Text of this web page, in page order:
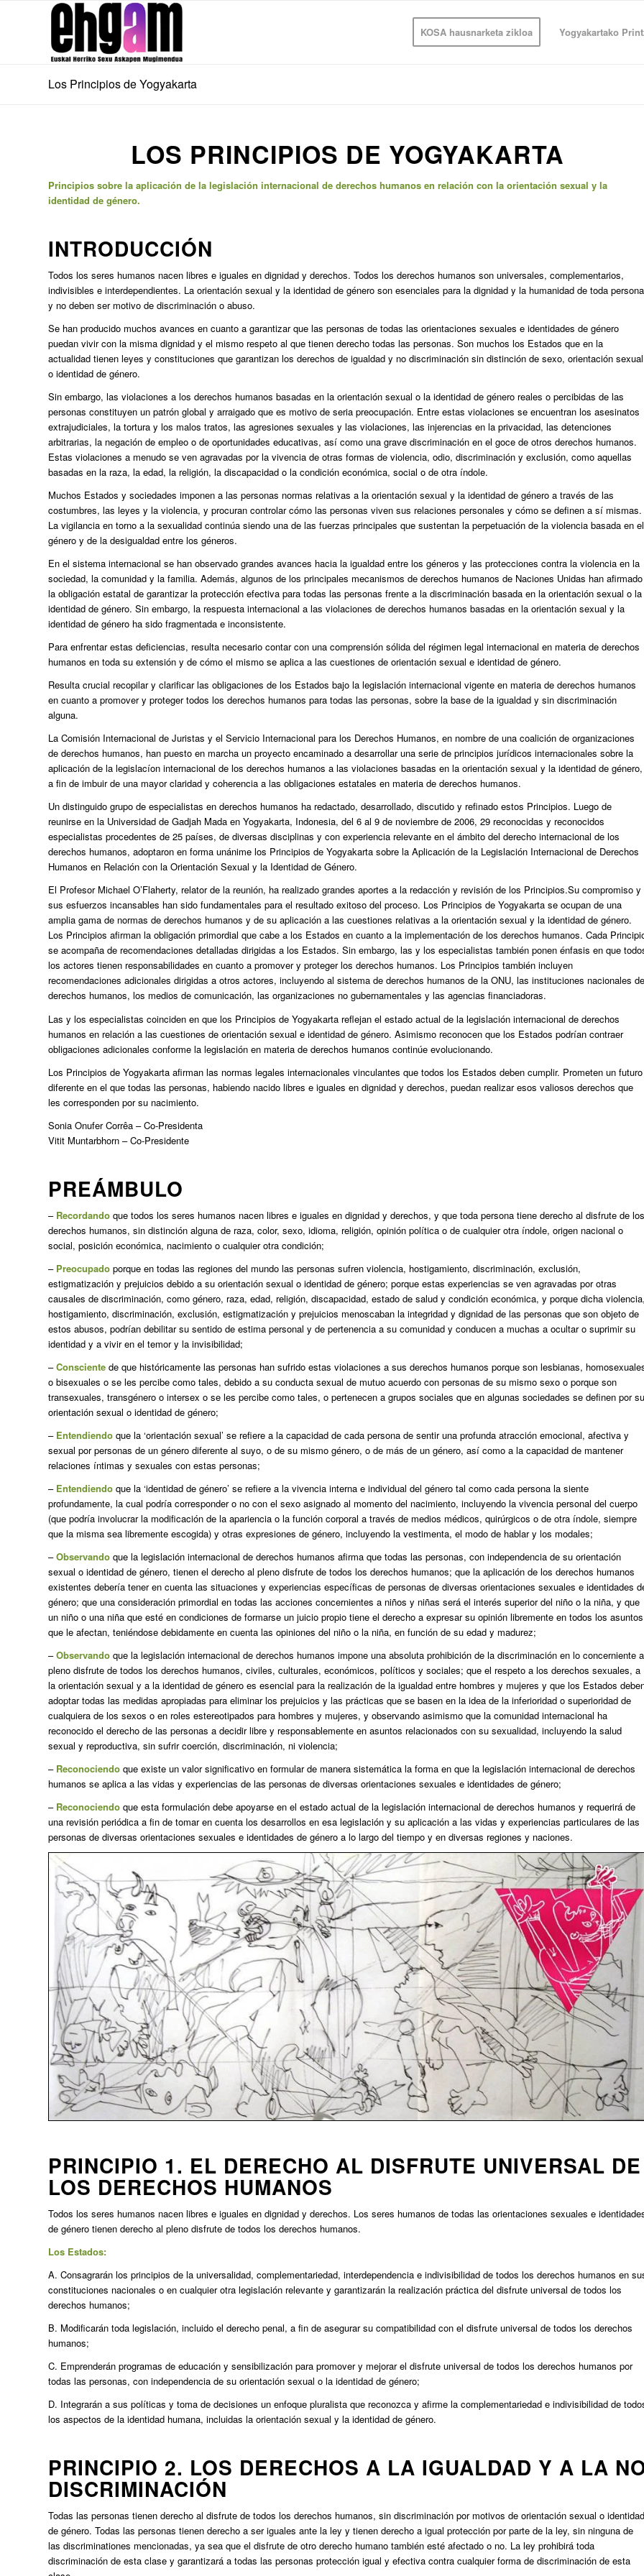
KOSA hausnarketa zikloa Yogyakartako
Los Principios de Yogyakarta
LOS PRINCIPIOS DE YOGYAKARTA
Principios sobre la aplicación de la legislación internacional de derechos humanos en relación con la orientación sexual y la
identidad de género.
INTRODUCCIÓN
Todos los seres humanos nacen libres e iguales en dignidad y derechos. Todos los derechos humanos son universales, complementarios,
indivisibles e interdependientes. La orientación sexual y la identidad de género son esenciales para la dignidad y la humanidad de toda persona
y no deben ser motivo de discriminación o abuso.
Se han producido muchos avances en cuanto a garantizar que las personas de todas las orientaciones sexuales e identidades de género
puedan vivir con la misma dignidad y el mismo respeto al que tienen derecho todas las personas. Son muchos los Estados que en la
actualidad tienen leyes y constituciones que garantizan los derechos de igualdad y no discriminación sin distinción de sexo, orientación sexual
o identidad de género.
Sin embargo, las violaciones a los derechos humanos basadas en la orientación sexual o la identidad de género reales o percibidas de las
personas constituyen un patrón global y arraigado que es motivo de seria preocupación. Entre estas violaciones se encuentran los asesinatos
extrajudiciales, la tortura y los malos tratos, las agresiones sexuales y las violaciones, las injerencias en la privacidad, las detenciones
arbitrarias, la negación de empleo o de oportunidades educativas, así como una grave discriminación en el goce de otros derechos humanos.
Estas violaciones a menudo se ven agravadas por la vivencia de otras formas de violencia, odio, discriminación y exclusión, como aquellas
basadas en la raza, la edad, la religión, la discapacidad o la condición económica, social o de otra índole.
Muchos Estados y sociedades imponen a las personas normas relativas a la orientación sexual y la identidad de género a través de las
costumbres, las leyes y la violencia, y procuran controlar cómo las personas viven sus relaciones personales y cómo se definen a sí mismas.
La vigilancia en torno a la sexualidad continúa siendo una de las fuerzas principales que sustentan la perpetuación de la violencia basada en el
género y de la desigualdad entre los géneros.
En el sistema internacional se han observado grandes avances hacia la igualdad entre los géneros y las protecciones contra la violencia en la
sociedad, la comunidad y la familia. Además, algunos de los principales mecanismos de derechos humanos de Naciones Unidas han afirmado
la obligación estatal de garantizar la protección efectiva para todas las personas frente a la discriminación basada en la orientación sexual o la
identidad de género. Sin embargo, la respuesta internacional a las violaciones de derechos humanos basadas en la orientación sexual y la
identidad de género ha sido fragmentada e inconsistente.
Para enfrentar estas deficiencias, resulta necesario contar con una comprensión sólida del régimen legal internacional en materia de derechos
humanos en toda su extensión y de cómo el mismo se aplica a las cuestiones de orientación sexual e identidad de género.
Resulta crucial recopilar y clarificar las obligaciones de los Estados bajo la legislación internacional vigente en materia de derechos humanos
en cuanto a promover y proteger todos los derechos humanos para todas las personas, sobre la base de la igualdad y sin discriminación
alguna.
La Comisión Internacional de Juristas y el Servicio Internacional para los Derechos Humanos, en nombre de una coalición de organizaciones
de derechos humanos, han puesto en marcha un proyecto encaminado a desarrollar una serie de principios jurídicos internacionales sobre la
aplicación de la legislacíon internacional de los derechos humanos a las violaciones basadas en la orientación sexual y la identidad de género,
a fin de imbuir de una mayor claridad y coherencia a las obligaciones estatales en materia de derechos humanos.
Un distinguido grupo de especialistas en derechos humanos ha redactado, desarrollado, discutido y refinado estos Principios. Luego de
reunirse en la Universidad de Gadjah Mada en Yogyakarta, Indonesia, del 6 al 9 de noviembre de 2006, 29 reconocidas y reconocidos
especialistas procedentes de 25 países, de diversas disciplinas y con experiencia relevante en el ámbito del derecho internacional de los
derechos humanos, adoptaron en forma unánime los Principios de Yogyakarta sobre la Aplicación de la Legislación Internacional de Derechos
Humanos en Relación con la Orientación Sexual y la Identidad de Género.
El Profesor Michael O’Flaherty, relator de la reunión, ha realizado grandes aportes a la redacción y revisión de los Principios.Su compromiso y
sus esfuerzos incansables han sido fundamentales para el resultado exitoso del proceso. Los Principios de Yogyakarta se ocupan de una
amplia gama de normas de derechos humanos y de su aplicación a las cuestiones relativas a la orientación sexual y la identidad de género.
Los Principios afirman la obligación primordial que cabe a los Estados en cuanto a la implementación de los derechos humanos. Cada
se acompaña de recomendaciones detalladas dirigidas a los Estados. Sin embargo, las y los especialistas también ponen énfasis en que
los actores tienen responsabilidades en cuanto a promover y proteger los derechos humanos. Los Principios también incluyen
recomendaciones adicionales dirigidas a otros actores, incluyendo al sistema de derechos humanos de la ONU, las instituciones nacionales de
derechos humanos, los medios de comunicación, las organizaciones no gubernamentales y las agencias financiadoras.
Las y los especialistas coinciden en que los Principios de Yogyakarta reflejan el estado actual de la legislación internacional de derechos
humanos en relación a las cuestiones de orientación sexual e identidad de género. Asimismo reconocen que los Estados podrían contraer
obligaciones adicionales conforme la legislación en materia de derechos humanos continúe evolucionando.
Los Principios de Yogyakarta afirman las normas legales internacionales vinculantes que todos los Estados deben cumplir. Prometen un futuro
diferente en el que todas las personas, habiendo nacido libres e iguales en dignidad y derechos, puedan realizar esos valiosos derechos que
les corresponden por su nacimiento.
Sonia Onufer Corrêa – Co-Presidenta
Vitit Muntarbhorn – Co-Presidente
PREÁMBULO
– Recordando que todos los seres humanos nacen libres e iguales en dignidad y derechos, y que toda persona tiene derecho al disfrute de los
derechos humanos, sin distinción alguna de raza, color, sexo, idioma, religión, opinión política o de cualquier otra índole, origen nacional o
social, posición económica, nacimiento o cualquier otra condición;
– Preocupado porque en todas las regiones del mundo las personas sufren violencia, hostigamiento, discriminación, exclusión,
estigmatización y prejuicios debido a su orientación sexual o identidad de género; porque estas experiencias se ven agravadas por otras
causales de discriminación, como género, raza, edad, religión, discapacidad, estado de salud y condición económica, y porque dicha
hostigamiento, discriminación, exclusión, estigmatización y prejuicios menoscaban la integridad y dignidad de las personas que son objeto de
estos abusos, podrían debilitar su sentido de estima personal y de pertenencia a su comunidad y conducen a muchas a ocultar o suprimir su
identidad y a vivir en el temor y la invisibilidad;
–Consciente de que históricamente las personas han sufrido estas violaciones a sus derechos humanos porque son lesbianas,
o bisexuales o se les percibe como tales, debido a su conducta sexual de mutuo acuerdo con personas de su mismo sexo o porque son
transexuales, transgénero o intersex o se les percibe como tales, o pertenecen a grupos sociales que en algunas sociedades se definen por su
orientación sexual o identidad de género;
– Entendiendo que la ‘orientación sexual’ se refiere a la capacidad de cada persona de sentir una profunda atracción emocional, afectiva y
sexual por personas de un género diferente al suyo, o de su mismo género, o de más de un género, así como a la capacidad de mantener
relaciones íntimas y sexuales con estas personas;
– Entendiendo que la ‘identidad de género’ se refiere a la vivencia interna e individual del género tal como cada persona la siente
profundamente, la cual podría corresponder o no con el sexo asignado al momento del nacimiento, incluyendo la vivencia personal del cuerpo
(que podría involucrar la modificación de la apariencia o la función corporal a través de medios médicos, quirúrgicos o de otra índole, siempre
que la misma sea libremente escogida) y otras expresiones de género, incluyendo la vestimenta, el modo de hablar y los modales;
–Observando que la legislación internacional de derechos humanos afirma que todas las personas, con independencia de su orientación
sexual o identidad de género, tienen el derecho al pleno disfrute de todos los derechos humanos; que la aplicación de los derechos humanos
existentes debería tener en cuenta las situaciones y experiencias específicas de personas de diversas orientaciones sexuales e identidades
género; que una consideración primordial en todas las acciones concernientes a niños y niñas será el interés superior del niño o la niña, y que
un niño o una niña que esté en condiciones de formarse un juicio propio tiene el derecho a expresar su opinión libremente en todos los asuntos
que le afectan, teniéndose debidamente en cuenta las opiniones del niño o la niña, en función de su edad y madurez;
–Observando que la legislación internacional de derechos humanos impone una absoluta prohibición de la discriminación en lo concerniente
pleno disfrute de todos los derechos humanos, civiles, culturales, económicos, políticos y sociales; que el respeto a los derechos sexuales, a
la orientación sexual y a la identidad de género es esencial para la realización de la igualdad entre hombres y mujeres y que los Estados
adoptar todas las medidas apropiadas para eliminar los prejuicios y las prácticas que se basen en la idea de la inferioridad o superioridad de
cualquiera de los sexos o en roles estereotipados para hombres y mujeres, y observando asimismo que la comunidad internacional ha
reconocido el derecho de las personas a decidir libre y responsablemente en asuntos relacionados con su sexualidad, incluyendo la salud
sexual y reproductiva, sin sufrir coerción, discriminación, ni violencia;
– Reconociendo que existe un valor significativo en formular de manera sistemática la forma en que la legislación internacional de derechos
humanos se aplica a las vidas y experiencias de las personas de diversas orientaciones sexuales e identidades de género;
– Reconociendo que esta formulación debe apoyarse en el estado actual de la legislación internacional de derechos humanos y requerirá de
una revisión periódica a fin de tomar en cuenta los desarrollos en esa legislación y su aplicación a las vidas y experiencias particulares de las
personas de diversas orientaciones sexuales e identidades de género a lo largo del tiempo y en diversas regiones y naciones.
PRINCIPIO 1. EL DERECHO AL DISFRUTE UNIVERSAL DE
LOS DERECHOS HUMANOS
Todos los seres humanos nacen libres e iguales en dignidad y derechos. Los seres humanos de todas las orientaciones sexuales e
de género tienen derecho al pleno disfrute de todos los derechos humanos.
Los Estados:
A. Consagrarán los principios de la universalidad, complementariedad, interdependencia e indivisibilidad de todos los derechos humanos en
constituciones nacionales o en cualquier otra legislación relevante y garantizarán la realización práctica del disfrute universal de todos los
derechos humanos;
B. Modificarán toda legislación, incluido el derecho penal, a fin de asegurar su compatibilidad con el disfrute universal de todos los derechos
humanos;
C. Emprenderán programas de educación y sensibilización para promover y mejorar el disfrute universal de todos los derechos humanos por
todas las personas, con independencia de su orientación sexual o la identidad de género;
D. Integrarán a sus políticas y toma de decisiones un enfoque pluralista que reconozca y afirme la complementariedad e indivisibilidad de
los aspectos de la identidad humana, incluidas la orientación sexual y la identidad de género.
PRINCIPIO 2. LOS DERECHOS A LA IGUALDAD Y A LA
DISCRIMINACIÓN
Todas las personas tienen derecho al disfrute de todos los derechos humanos, sin discriminación por motivos de orientación sexual o identidad
de género. Todas las personas tienen derecho a ser iguales ante la ley y tienen derecho a igual protección por parte de la ley, sin ninguna de
las discriminationes mencionadas, ya sea que el disfrute de otro derecho humano también esté afectado o no. La ley prohibirá toda
discriminación de esta clase y garantizará a todas las personas protección igual y efectiva contra cualquier forma de discriminación de esta